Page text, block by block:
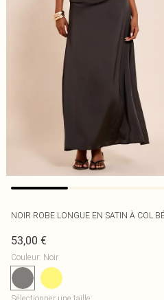
NOIR ROBE LONGUE EN SATIN À COL
53,00 €
Couleur: Noir